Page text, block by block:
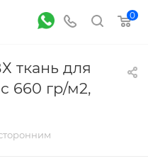
0
ткань для
660 гр/м2,